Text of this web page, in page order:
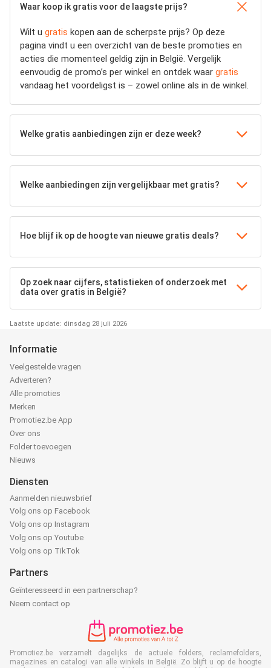
Waar koop ik gratis voor de laagste prijs?
Wilt u gratis kopen aan de scherpste prijs? Op deze
pagina vindt u een overzicht van de beste promoties en
acties die momenteel geldig zijn in België. Vergelijk
eenvoudig de promo’s per winkel en ontdek waar gratis
vandaag het voordeligst is – zowel online als in de winkel.
Welke gratis aanbiedingen zijn er deze week?
Welke aanbiedingen zijn vergelijkbaar met gratis?
Hoe blijf ik op de hoogte van nieuwe gratis deals?
Op zoek naar cijfers, statistieken of onderzoek met
data over gratis in België?
Laatste update: dinsdag 28 juli 2026
Informatie
Veelgestelde vragen
Adverteren?
Alle promoties
Merken
Promotiez.be App
Over ons
Folder toevoegen
Nieuws
Diensten
Aanmelden nieuwsbrief
Volg ons op Facebook
Volg ons op Instagram
Volg ons op Youtube
Volg ons op TikTok
Partners
Geïnteresseerd in een partnerschap?
Neem contact op
Promotiez.be verzamelt dagelijks de actuele folders, reclamefolders,
magazines en catalogi van alle winkels in België. Zo blijft u op de hoogte